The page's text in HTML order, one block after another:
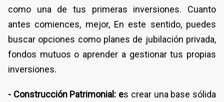
como una de tus primeras inversiones. Cuanto
antes comiences, mejor, En este sentido, puedes
buscar opciones como planes de jubilación privada,
fondos mutuos o aprender a gestionar tus propias
inversiones.
- Construcción Patrimonial: es crear una base sólida